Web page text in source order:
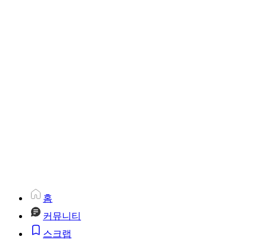
홈
커뮤니티
스크랩